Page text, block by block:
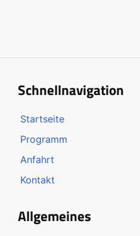
Schnellnavigation
Startseite
Programm
Anfahrt
Kontakt
Allgemeines